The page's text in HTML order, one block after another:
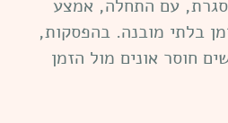
עם התחלה, אמצע
בלתי מובנה. בהפסקות,
חוסר אונים מול הזמן